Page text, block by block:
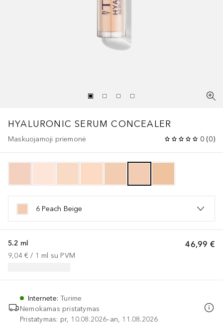
HYALURONIC SERUM CONCEALER
Maskuojamoji priemonė 0 (0)
6 Peach Beige
46,99 €
5.2 ml
9,04 € / 1 ml su PVM
Internete:Turime
Nemokamas pristatymas
Pristatymas: pr, 10.08.2026–an, 11.08.2026